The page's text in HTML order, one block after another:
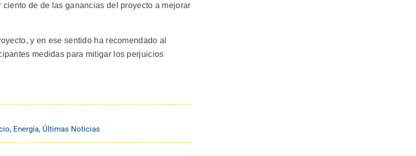
de de las ganancias del proyecto a mejorar
y en ese sentido ha recomendado al
medidas para mitigar los perjuicios
, Energía, Últimas Noticias